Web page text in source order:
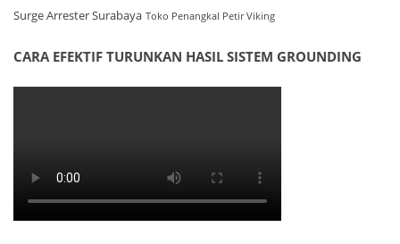
Surge Arrester Surabaya Toko Penangkal Petir Viking
CARA EFEKTIF TURUNKAN HASIL SISTEM GROUNDING